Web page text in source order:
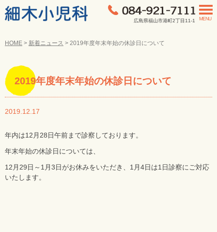
広島県福山市港町2丁目11-1 MENU
HOME > 新着ニュース > 2019年度年末年始の休診日について
2019年度年末年始の休診日について
2019.12.17
年内は12月28日午前まで診察しております。
年末年始の休診日については、
12月29日～1月3日がお休みをいただき、1月4日は1日診察にご対応
いたします。